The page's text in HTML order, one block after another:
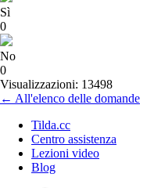
Sì
0
No
0
Visualizzazioni: 13498
← All'elenco delle domande
Tilda.cc
Centro assistenza
Lezioni video
Blog